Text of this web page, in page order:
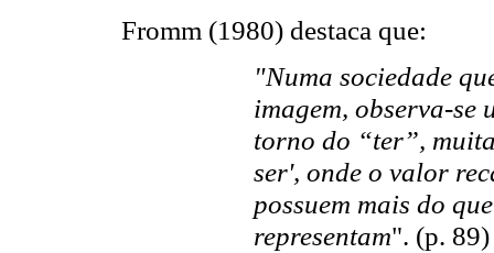
Fromm (1980) destaca que:
"Numa sociedade
imagem, observa-se
torno do “ter”,
ser', onde o valor
possuem mais do
representam". (p. 89)